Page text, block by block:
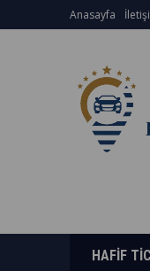
Anasayfa
HAFİF